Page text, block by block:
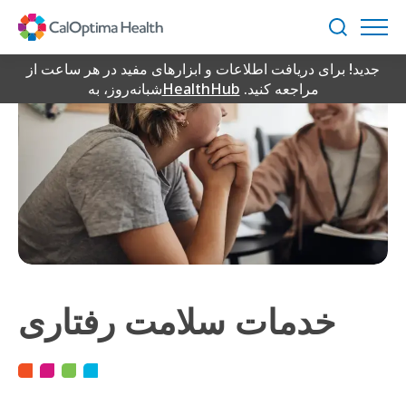
Content
جستجو
جدید! برای دریافت اطلاعات و ابزارهای مفید در هر ساعت از
شبانه‌روز، بهHealthHub مراجعه کنید.
خدمات سلامت رفتاری